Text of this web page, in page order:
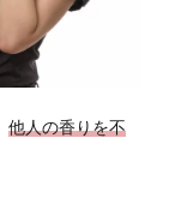
他人の香りを不